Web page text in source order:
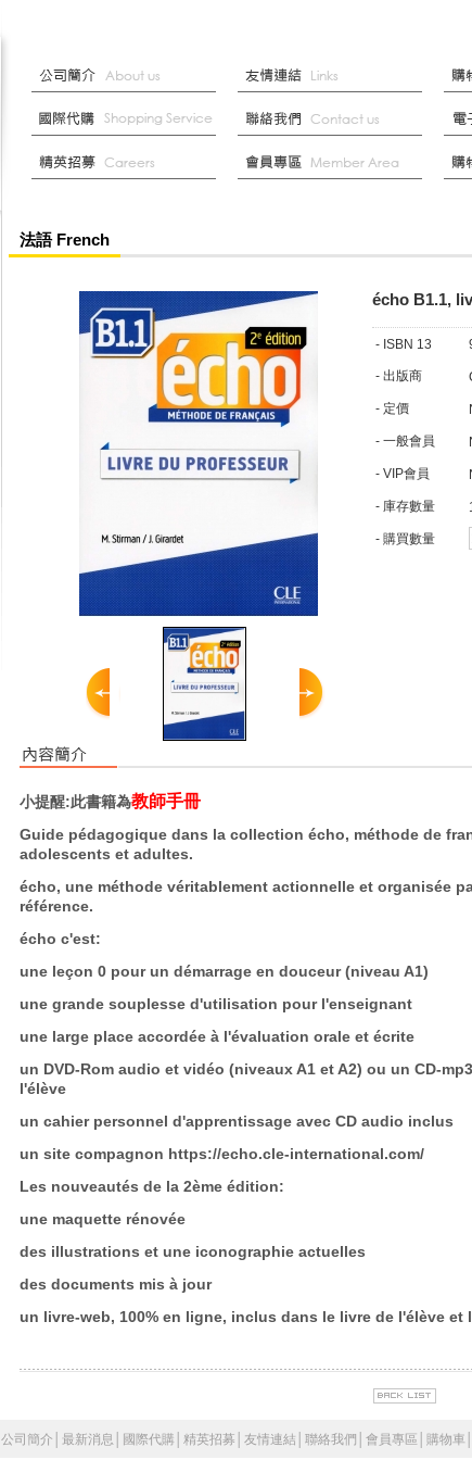
法語 French
écho B1.1,
- ISBN 13
- 出版商
- 定價
- 一般會員
- VIP會員
- 庫存數量
- 購買數量
小提醒:此書籍為教師手冊
Guide pédagogique dans la collection écho, méthode de
adolescents et adultes.
écho, une méthode véritablement actionnelle et organisée
référence.
écho c'est:
une leçon 0 pour un démarrage en douceur (niveau A1)
une grande souplesse d'utilisation pour l'enseignant
une large place accordée à l'évaluation orale et écrite
un DVD-Rom audio et vidéo (niveaux A1 et A2) ou un CD-
l'élève
un cahier personnel d'apprentissage avec CD audio inclus
un site compagnon https://echo.cle-international.com/
Les nouveautés de la 2ème édition:
une maquette rénovée
des illustrations et une iconographie actuelles
des documents mis à jour
un livre-web, 100% en ligne, inclus dans le livre de l'élève
公司簡介 最新消息 國際代購 精英招募 友情連結 聯絡我們 會員專區 購物車